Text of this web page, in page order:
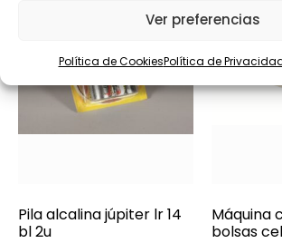
Ver preferencias
Política de CookiesPolítica de
Pila alcalina júpiter lr 14
bl 2u
Máquina
bolsas